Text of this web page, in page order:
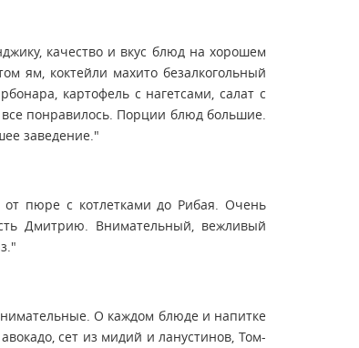
качество и вкус блюд на хорошем
ям, коктейли махито безалкогольный
картофель с нагетсами, салат с
понравилось. Порции блюд большие.
заведение."
пюре с котлетками до Рибая. Очень
Дмитрию. Внимательный, вежливый
О каждом блюде и напитке
сет из мидий и ланустинов, Том-